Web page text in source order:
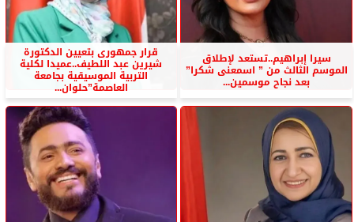
سيرا إبراهيم..تستعد لإطلاق
الموسم الثالث من ” اسمعنى شكرا”
بعد نجاح موسمين...
قرار جمهورى بتعيين الدكتورة
شيرين عبد اللطيف..عميدا لكلية
التربية الموسيقية بجامعة
العاصمة”حلوان...